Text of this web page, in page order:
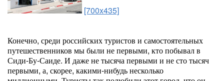
[700x435]
Конечно, среди российских туристов и самостоятельных
путешественников мы были не первыми, кто побывал в
Сиди-Бу-Саиде. И даже не тысяча первыми и не сто тысяч
первыми, а, скорее, какими-нибудь несколько